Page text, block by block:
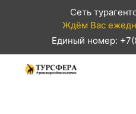
Сеть
Ждём Вас
Единый номер: